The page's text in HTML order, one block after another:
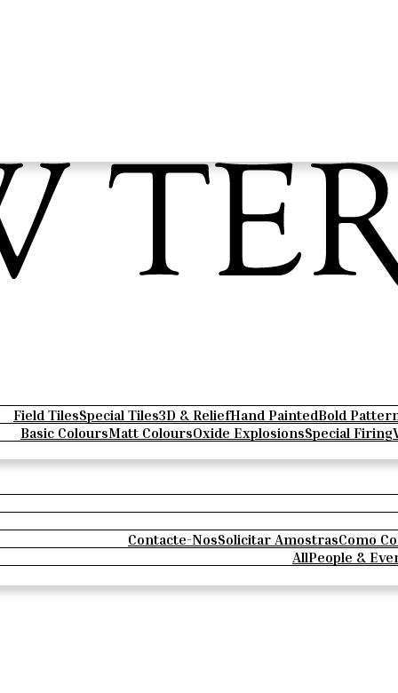
Field TilesSpecial Tiles3D & ReliefHand PaintedBold
Basic ColoursMatt ColoursOxide ExplosionsSpecial Firing
Contacte-NosSolicitar AmostrasComo
AllPeople &